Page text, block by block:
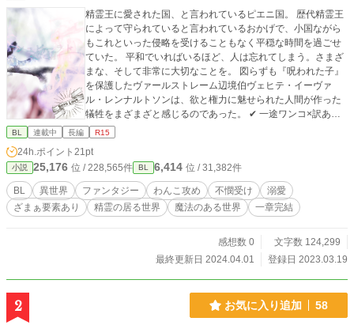
精霊王に愛された国、と言われているピエニ国。 歴代精霊王
によって守られていると言われているおかげで、小国ながら
もこれといった侵略を受けることもなく平穏な時間を過ごせ
ていた。 平和でいればいるほど、人は忘れてしまう。さまざ
まな、そして非常に大切なことを。 図らずも『呪われた子』
を保護したヴァールストレーム辺境伯ヴェヒテ・イーヴァ
ル・レンナルトソンは、欲と権力に魅せられた人間が作った
犠牲をまざまざと感じるのであった。 ✔︎ 一途ワンコ×訳あり
不憫。 ✔︎ 攻めは辺境伯家次男、受けは公爵家三男。 ✔︎ 序盤は
側の大人（保護者）が頑張っています。 ❕第一章は二十六話で
完結。 ❕第二章開始まで少しお待ちください。 🔺ATTENTION
🔺 ✔︎ のちに暴力表現が登場（予定）するのでR15指定になっ
ています。 ✔︎ タイトルの先頭に『！』がある場合はその話
に、章のタイトルの先頭に『！』がある場合はその章全体
BL 連載中 長編 R15
24h.ポイント 21pt
小説 25,176 位 / 228,565件 BL 6,414 位 / 31,382件
BL 異世界 ファンタジー わんこ攻め 不憫受け
溺愛
ざまぁ要素あり
精霊の居る世界 魔法のある世界 一章完結
感想数 0
文字数 124,299
最終更新日 2024.04.01
登録日 2023.03.19
2 お気に入り追加 58